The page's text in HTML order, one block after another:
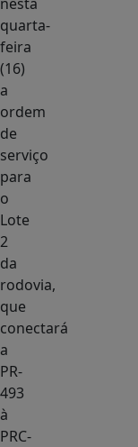
quarta-
feira
(16)
a
ordem
de
serviço
para
o
Lote
2
da
rodovia,
que
conectará
a
PR-
493
à
PRC-